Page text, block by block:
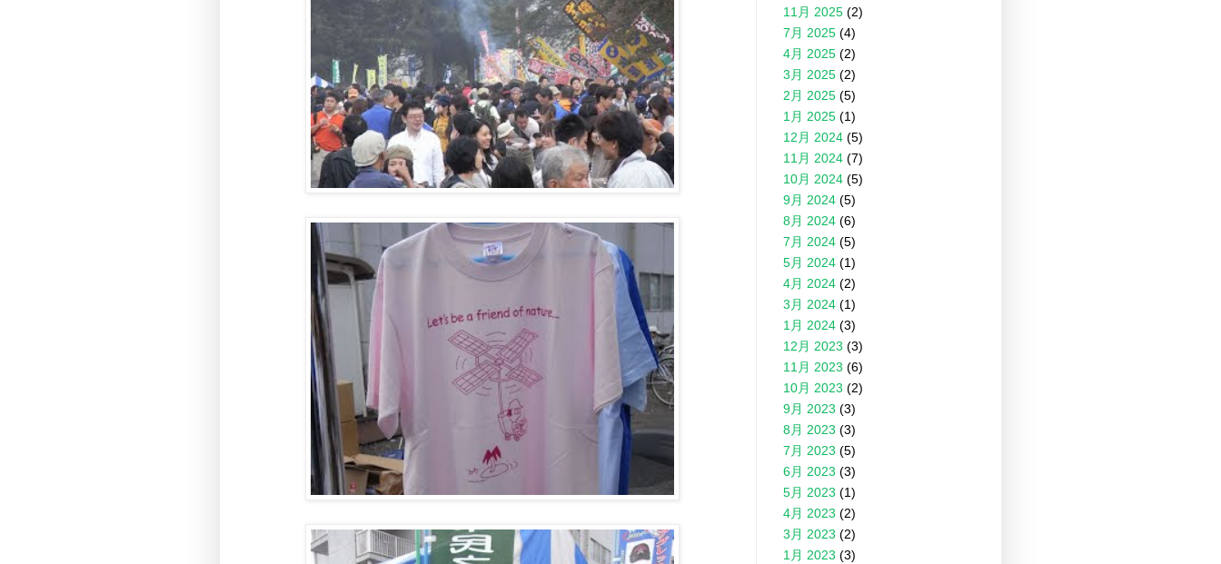
11月 2025 (2)
7月 2025 (4)
4月 2025 (2)
3月 2025 (2)
2月 2025 (5)
1月 2025 (1)
12月 2024 (5)
11月 2024 (7)
10月 2024 (5)
9月 2024 (5)
8月 2024 (6)
7月 2024 (5)
5月 2024 (1)
4月 2024 (2)
3月 2024 (1)
1月 2024 (3)
12月 2023 (3)
11月 2023 (6)
10月 2023 (2)
9月 2023 (3)
8月 2023 (3)
7月 2023 (5)
6月 2023 (3)
5月 2023 (1)
4月 2023 (2)
3月 2023 (2)
1月 2023 (3)